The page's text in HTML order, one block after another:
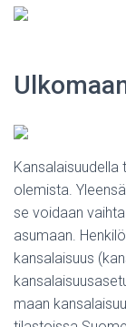
olemista.
se voidaan
asumaan.
kansalaisuus
maan